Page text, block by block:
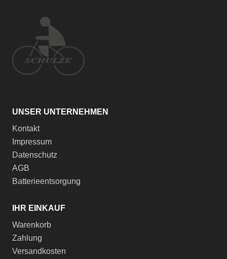
UNSER UNTERNEHMEN
Kontakt
Impressum
Datenschutz
AGB
Batterieentsorgung
IHR EINKAUF
Warenkorb
Zahlung
Versandkosten